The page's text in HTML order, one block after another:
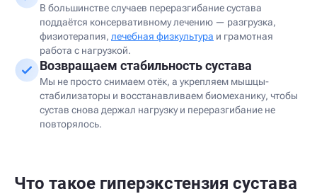
В большинстве случаев переразгибание сустава
поддаётся консервативному лечению — разгрузка,
физиотерапия, лечебная физкультура и грамотная
работа с нагрузкой.
Возвращаем стабильность сустава
Мы не просто снимаем отёк, а укрепляем мышцы-
стабилизаторы и восстанавливаем биомеханику, чтобы
сустав снова держал нагрузку и переразгибание не
повторялось.
Что такое гиперэкстензия сустава